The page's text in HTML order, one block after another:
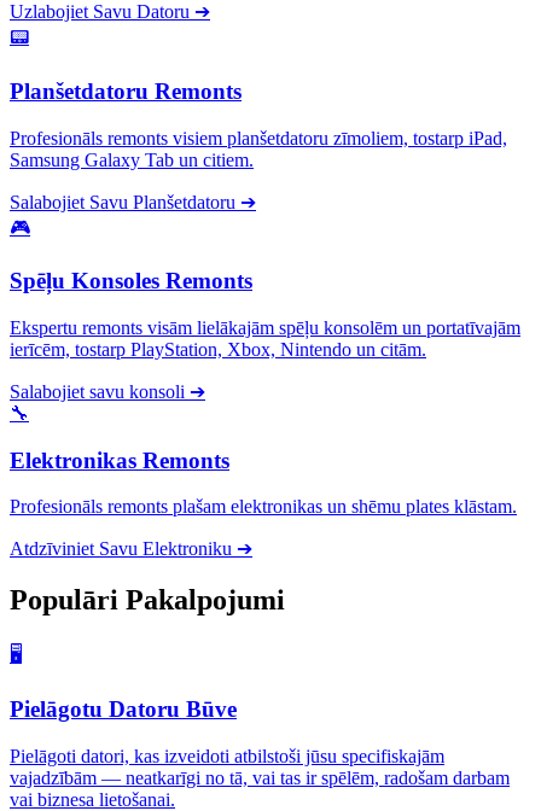
Uzlabojiet Savu Datoru ➔
📟
Planšetdatoru Remonts
Profesionāls remonts visiem planšetdatoru zīmoliem, tostarp iPad,
Samsung Galaxy Tab un citiem.
Salabojiet Savu Planšetdatoru ➔
🎮
Spēļu Konsoles Remonts
Ekspertu remonts visām lielākajām spēļu konsolēm un portatīvajām
ierīcēm, tostarp PlayStation, Xbox, Nintendo un citām.
Salabojiet savu konsoli ➔
🔧
Elektronikas Remonts
Profesionāls remonts plašam elektronikas un shēmu plates klāstam.
Atdzīviniet Savu Elektroniku ➔
Populāri Pakalpojumi
🖥️
Pielāgotu Datoru Būve
Pielāgoti datori, kas izveidoti atbilstoši jūsu specifiskajām
vajadzībām — neatkarīgi no tā, vai tas ir spēlēm, radošam darbam
vai biznesa lietošanai.